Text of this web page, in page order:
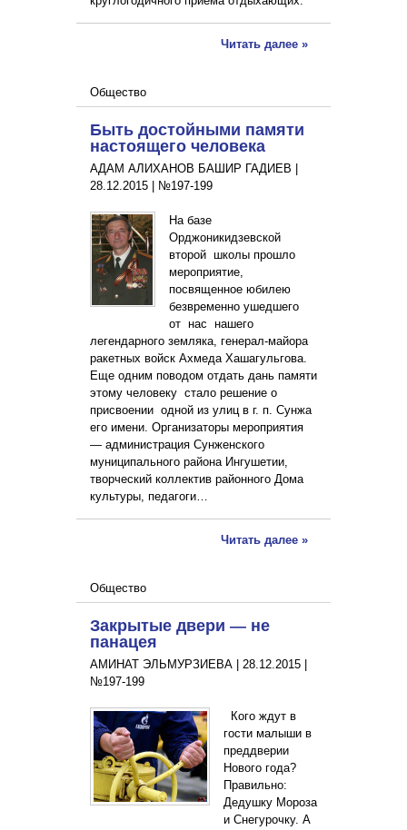
Читать далее »
Общество
Быть достойными памяти
настоящего человека
АДАМ АЛИХАНОВ БАШИР ГАДИЕВ |
28.12.2015
№197-199
На базе
Орджоникидзевской
второй школы прошло
мероприятие,
посвященное юбилею
безвременно ушедшего
от нас нашего
легендарного земляка, генерал-майора
ракетных войск Ахмеда Хашагульгова.
Еще одним поводом отдать дань памяти
этому человеку стало решение о
присвоении одной из улиц в г. п. Сунжа
его имени. Организаторы мероприятия
— администрация Сунженского
муниципального района Ингушетии,
творческий коллектив районного Дома
культуры, педагоги…
Читать далее »
Общество
Закрытые двери — не
панацея
АМИНАТ ЭЛЬМУРЗИЕВА | 28.12.2015
№197-199
Кого ждут в
гости малыши в
преддверии
Нового года?
Правильно:
Дедушку Мороза
и Снегурочку. А